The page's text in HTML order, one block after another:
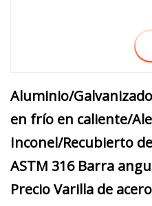
Aluminio/
en frío en caliente/
Inconel/Recubierto
ASTM 316 Barra
Precio Varilla de